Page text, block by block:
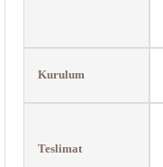
Kurulum
Teslimat